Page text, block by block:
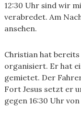
12:30 Uhr sind wir
verabredet. Am
ansehen.
Christian hat
organisiert. Er hat
gemietet. Der
Fort Jesus setzt er
gegen 16:30 Uhr